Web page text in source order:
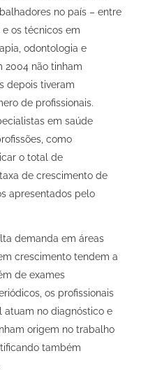
no país – entre
os técnicos em
odontologia e
2004 não tinham
depois tiveram
de profissionais.
em saúde
como
o total de
de crescimento de
apresentados pelo
demanda em áreas
crescimento tendem a
de exames
os profissionais
atuam no diagnóstico e
origem no trabalho
também